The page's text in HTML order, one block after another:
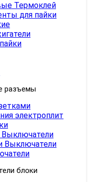
Термоклей
для пайки
разъемы
электроплит
Выключатели
блоки